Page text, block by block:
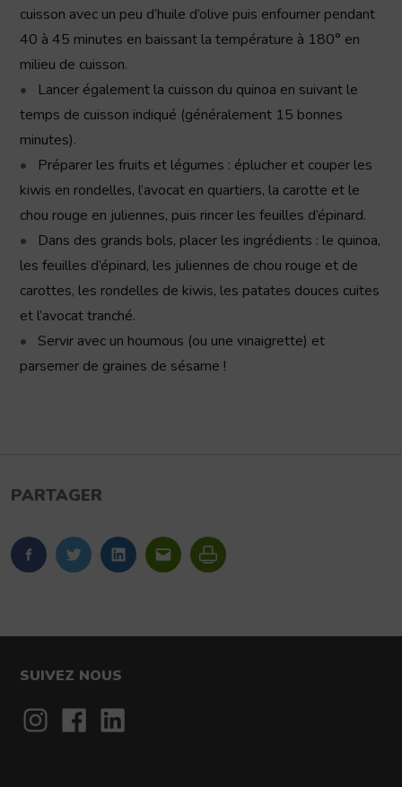
cuisson avec un peu d’huile d’olive puis enfourner pendant
40 à 45 minutes en baissant la température à 180° en
milieu de cuisson.
Lancer également la cuisson du quinoa en suivant le
temps de cuisson indiqué (généralement 15 bonnes
minutes).
Préparer les fruits et légumes : éplucher et couper les
kiwis en rondelles, l’avocat en quartiers, la carotte et le
chou rouge en juliennes, puis rincer les feuilles d’épinard.
Dans des grands bols, placer les ingrédients : le quinoa,
les feuilles d’épinard, les juliennes de chou rouge et de
carottes, les rondelles de kiwis, les patates douces cuites
et l’avocat tranché.
Servir avec un houmous (ou une vinaigrette) et
parsemer de graines de sésame !
PARTAGER
FaceBookTwitterLinkedIn Imprimer
SUIVEZ NOUS